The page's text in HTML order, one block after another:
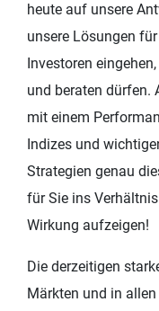
heute auf unsere
unsere Lösungen
Investoren
und beraten dürfen.
mit einem
Indizes und
Strategien genau
für Sie ins
Wirkung aufzeigen!
Die derzeitigen
Märkten und in